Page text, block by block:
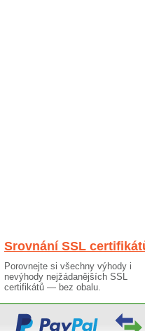
Srovnání SSL
Porovnejte si všechny výhody i
nevýhody nejžádanějších SSL
certifikátů — bez obalu.